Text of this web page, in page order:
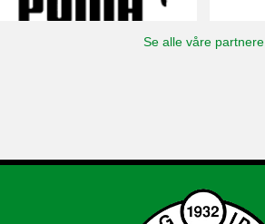
Se alle våre partnere